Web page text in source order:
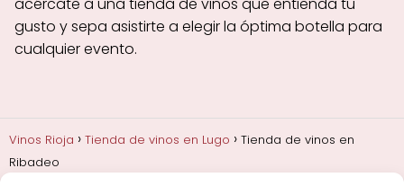
gusto y sepa asistirte a elegir la óptima botella para
cualquier evento.
Vinos Rioja Tienda de vinos en Lugo
Tienda de vinos en
Ribadeo